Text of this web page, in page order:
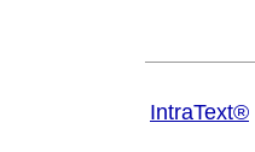
IntraText®